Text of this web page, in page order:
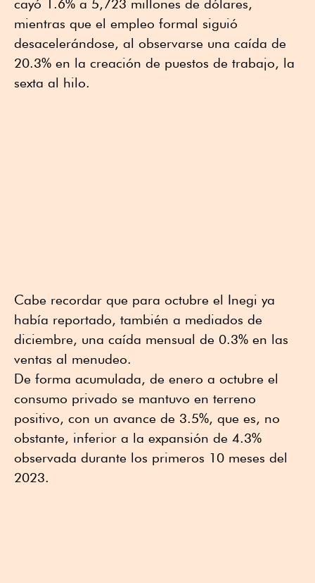
cayó 1.6% a 5,723 millones de dólares,
mientras que el empleo formal siguió
desacelerándose, al observarse una caída de
20.3% en la creación de puestos de trabajo, la
sexta al hilo.
Cabe recordar que para octubre el Inegi ya
había reportado, también a mediados de
diciembre, una caída mensual de 0.3% en las
ventas al menudeo.
De forma acumulada, de enero a octubre el
consumo privado se mantuvo en terreno
positivo, con un avance de 3.5%, que es, no
obstante, inferior a la expansión de 4.3%
observada durante los primeros 10 meses del
2023.